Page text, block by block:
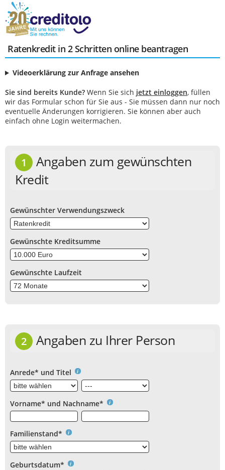
Ratenkredit in 2 Schritten online beantragen
Videoerklärung zur Anfrage ansehen
Sie sind bereits Kunde? Wenn Sie sich jetzt einloggen, füllen
wir das Formular schon für Sie aus - Sie müssen dann nur noch
eventuelle Änderungen korrigieren. Sie können aber auch
einfach ohne Login weitermachen.
1
Angaben zum gewünschten
Kredit
Gewünschter Verwendungszweck
Gewünschte Kreditsumme
Gewünschte Laufzeit
2 Angaben zu Ihrer Person
Anrede* und Titel
Vorname* und Nachname*
Familienstand*
Geburtsdatum*